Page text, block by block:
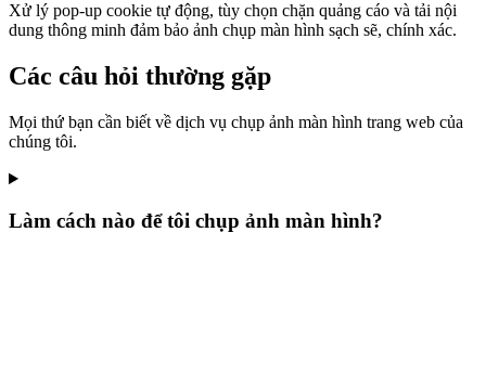
Xử lý pop-up cookie tự động, tùy chọn chặn quảng cáo và tải nội
dung thông minh đảm bảo ảnh chụp màn hình sạch sẽ, chính xác.
Các câu hỏi thường gặp
Mọi thứ bạn cần biết về dịch vụ chụp ảnh màn hình trang web của
chúng tôi.
Làm cách nào để tôi chụp ảnh màn hình?